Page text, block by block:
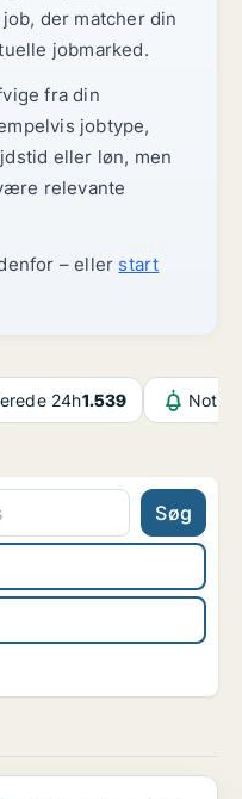
der matcher din
jobmarked.
fra din
jobtype,
eller løn, men
relevante
– eller start
24h1.539
Søg
Syd? Få stor...